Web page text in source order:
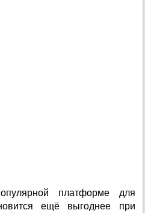
платформе для
ещё выгоднее при